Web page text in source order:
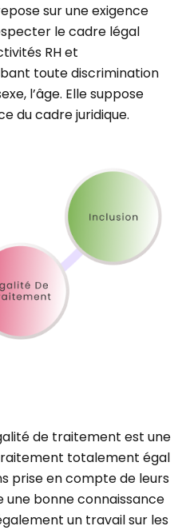
sur une exigence
le cadre légal
RH et
toute discrimination
l’âge. Elle suppose
du cadre juridique.
de traitement est une
totalement égal
prise en compte de leurs
une bonne connaissance
un travail sur les